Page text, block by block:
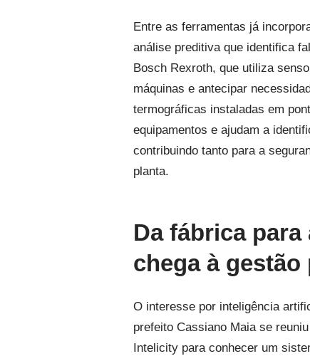
Entre as ferramentas já
análise preditiva que identifica
Bosch Rexroth, que utiliza
máquinas e antecipar
termográficas instaladas em
equipamentos e ajudam a
contribuindo tanto para a
planta.
Da fábrica
chega à gestão
O interesse por inteligência
prefeito Cassiano Maia se
Intelicity para conhecer um